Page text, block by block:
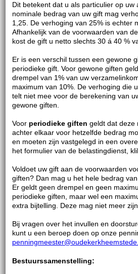
Dit betekent dat u als particulier op uw
nominale bedrag van uw gift mag
1,25. De verhoging van 25% is echter
Afhankelijk van de voorwaarden van
kost de gift u netto slechts 30 á 40 %
Er is een verschil tussen een gewone
periodieke gift. Voor gewone giften
drempel van 1% van uw
maximum van 10%. De verhoging die
telt niet mee voor de berekening van
gewone giften.
Voor periodieke giften geldt dat deze
achter elkaar voor hetzelfde bedrag
en moeten zijn vastgelegd in een
het formulier van de belastingdienst,
Voldoet uw gift aan de voorwaarden
giften? Dan mag u het hele bedrag
Er geldt geen drempel en geen
periodieke giften, maar wel een
extra bijtelling. Deze mag niet meer
Bij vragen over het invullen en
kunt u een beroep doen op onze
Bestuurssamenstelling: